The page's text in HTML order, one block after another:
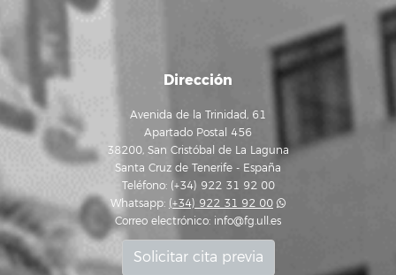
Dirección
Avenida de la Trinidad, 61
Apartado Postal 456
38200, San Cristóbal de La Laguna
Santa Cruz de Tenerife - España
Teléfono: (+34) 922 31 92 00
Whatsapp: (+34) 922 31 92 00
Correo electrónico: info@fg.ull.es
Solicitar cita previa